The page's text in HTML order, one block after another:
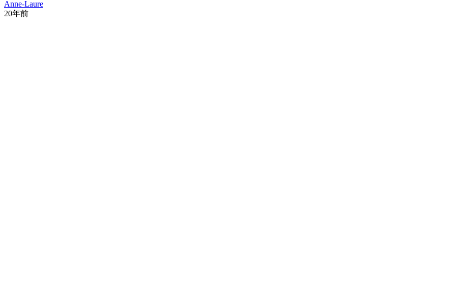
Anne-Laure
20年前